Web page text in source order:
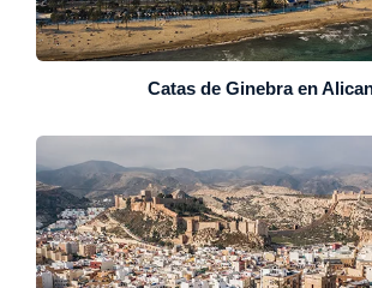
Catas de Ginebra en